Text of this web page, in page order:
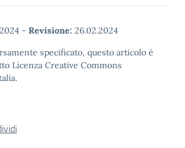
- Revisione: 26.02.2024
specificato, questo articolo è
Licenza Creative Commons